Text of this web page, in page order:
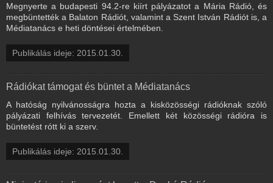
Megnyerte a budapesti 94.2-re kiírt pályázatot a Mária Rádió, és
megbüntették a Balaton Rádiót, valamint a Szent István Rádiót is, a
Médiatanács e heti döntései értelmében.
Publikálás ideje: 2015.01.30.
Rádiókat támogat és büntet a Médiatanács
A hatóság nyilvánosságra hozta a kisközösségi rádióknak szóló
pályázati felhívás tervezetét. Emellett két közösségi rádióra is
büntetést rótt ki a szerv.
Publikálás ideje: 2015.01.30.